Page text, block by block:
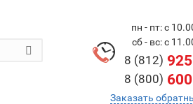
пн - пт: с
сб - вс: с
8 (812)
8 (800)
Заказать